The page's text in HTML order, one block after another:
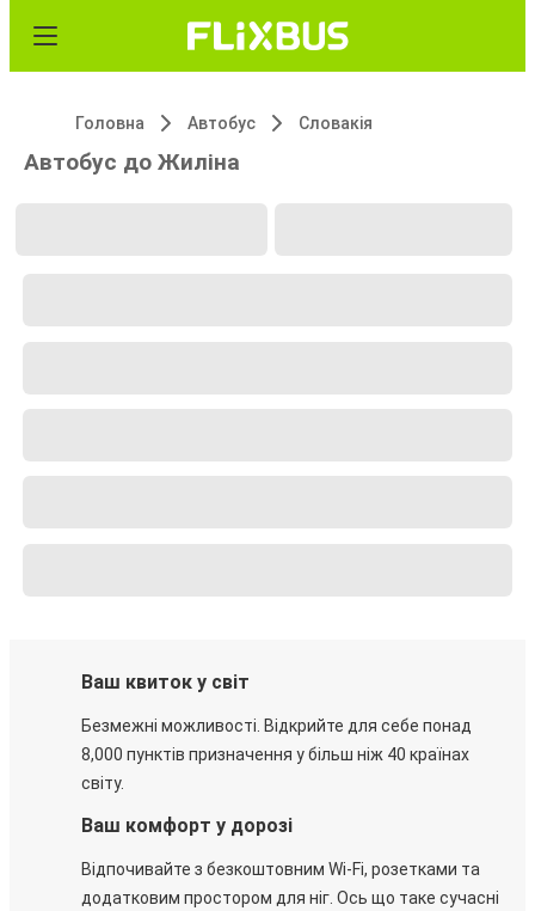
Головна Автобус Словакія
Автобус до Жиліна
Ваш квиток у світ
Безмежні можливості. Відкрийте для себе понад
8,000 пунктів призначення у більш ніж 40 країнах
світу.
Ваш комфорт у дорозі
Відпочивайте з безкоштовним Wi-Fi, розетками та
додатковим простором для ніг. Ось що таке сучасні